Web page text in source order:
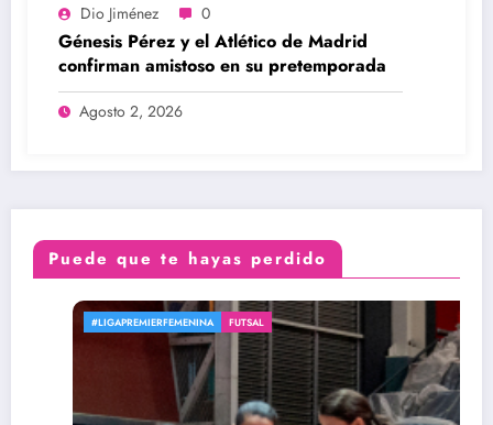
Dio Jiménez 0
Génesis Pérez y el Atlético de Madrid
confirman amistoso en su pretemporada
Agosto 2, 2026
Puede que te hayas perdido
#LIGAPREMIERFEMENINA FUTSAL